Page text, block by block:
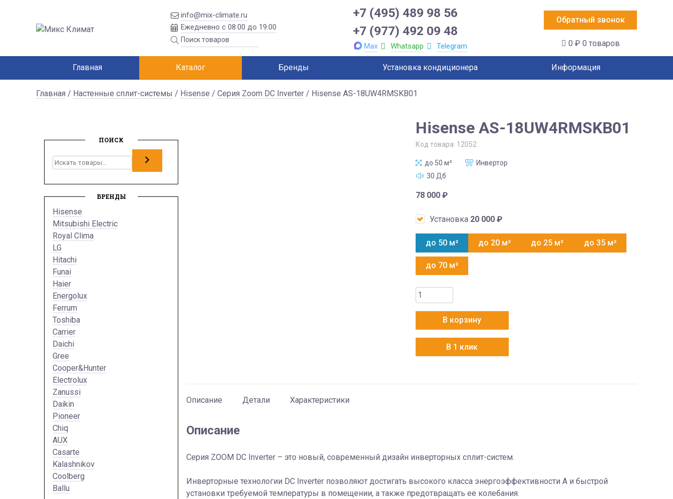
info@mix-climate.ru
Ежедневно с 08:00 до 19:00
+7 (495) 489 98 56
+7 (977) 492 09 48
Max Whatsapp Telegram
Обратный звонок
0 ₽ 0 товаров
Главная Каталог Бренды Установка кондиционера Информация
Главная / Настенные сплит-системы / Hisense / Серия Zoom DC Inverter / Hisense AS-18UW4RMSKB01
Hisense AS-18UW4RMSKB01
Код товара: 12052
до 50 м²
Инвертор
30 Дб
78 000 ₽
Установка 20 000 ₽
до 50 м² до 20 м² до 25 м² до 35 м²
до 70 м²
Количество
товара
Hisense
AS-
18UW4RMSKB01
В корзину
В 1 клик
Описание Детали Характеристики
Описание
Серия ZOOM DC Inverter – это новый, современный дизайн инверторных сплит-систем.
Инверторные технологии DC Inverter позволяют достигать высокого класса энергоэффективности А и быстрой
установки требуемой температуры в помещении, а также предотвращать ее колебания.
ПОИСК
Поиск
БРЕНДЫ
Hisense
Mitsubishi Electric
Royal Clima
LG
Hitachi
Funai
Haier
Energolux
Ferrum
Toshiba
Carrier
Daichi
Gree
Cooper&Hunter
Electrolux
Zanussi
Daikin
Pioneer
Chiq
AUX
Casarte
Kalashnikov
Coolberg
Ballu